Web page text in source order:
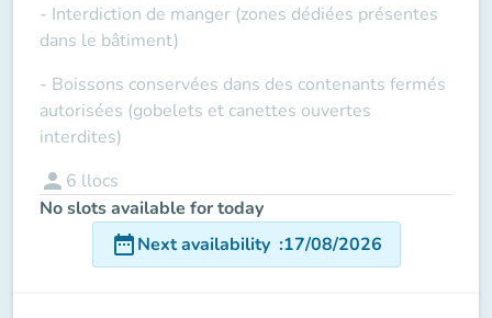
- Interdiction de manger (zones dédiées présentes
dans le bâtiment)
- Boissons conservées dans des contenants fermés
autorisées (gobelets et canettes ouvertes
interdites)
person 6 llocs
No slots available for today
date_rangeNext availability :17/08/2026